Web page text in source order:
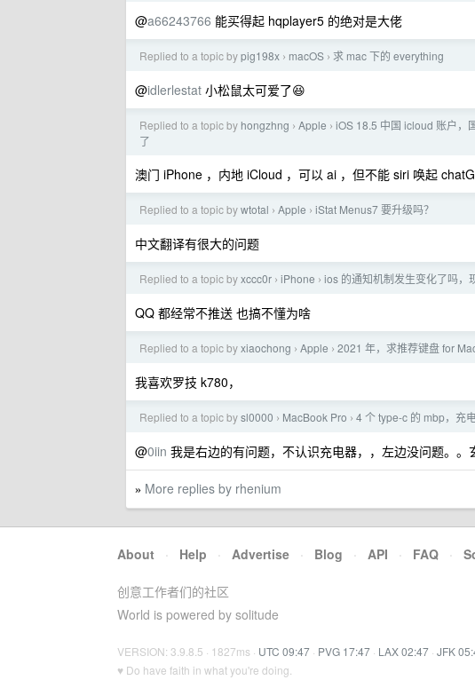
@a66243766 能买得起 hqplayer5 的绝对是大佬
Replied to a topic bypig198x › macOS › 求 mac 下的 everything
@idlerlestat 小松鼠太可爱了😆
Replied to a topic by hongzhng › Apple › iOS 18.5 中国 icloud 账户，
了
澳门 iPhone ，内地 iCloud ，可以 ai ，但不能 siri 唤起
Replied to a topic bywtotal › Apple › iStat Menus7 要升级吗？
中文翻译有很大的问题
Replied to a topic byxccc0r › iPhone › ios 的通知机制发生变化了吗，
QQ 都经常不推送 也搞不懂为啥
Replied to a topic byxiaochong › Apple › 2021 年，求推荐键盘 for
我喜欢罗技 k780，
Replied to a topic bysl0000 › MacBook Pro › 4 个 type-c 的 mbp，充
@0iin 我是右边的有问题，不认识充电器，，左边没问题。。
» More replies by rhenium
About · Help · Advertise · Blog · API · FAQ ·
创意工作者们的社区
World is powered by solitude
VERSION: 3.9.8.5 · 1827ms · UTC 09:47 · PVG 17:47 · LAX 02:47 · JFK
♥ Do have faith in what you're doing.